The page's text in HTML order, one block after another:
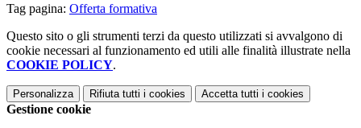
Tag pagina: Offerta formativa
Questo sito o gli strumenti terzi da questo utilizzati si avvalgono di
cookie necessari al funzionamento ed utili alle finalità illustrate nella
COOKIE POLICY.
Personalizza Rifiuta tutti i cookies Accetta tutti i cookies
Gestione cookie